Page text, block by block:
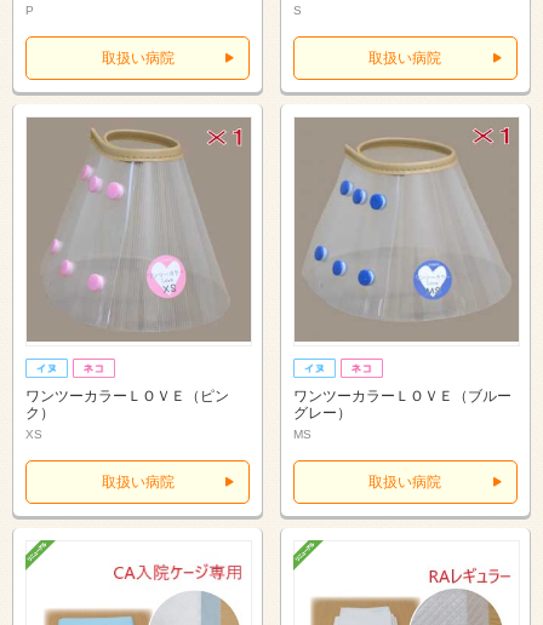
P
取扱い病院
S
取扱い病院
ワンツーカラーＬＯＶＥ（ピン
ク）
XS
取扱い病院
ワンツーカラーＬＯＶＥ（ブルー
グレー）
MS
取扱い病院